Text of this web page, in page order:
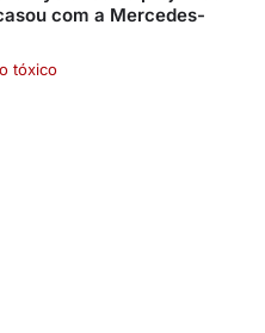
com a Mercedes-
tóxico